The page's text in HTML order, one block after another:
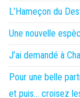
L’Hameçon du
Une nouvelle
J’ai demandé à
Pour une belle
et puis… croisez